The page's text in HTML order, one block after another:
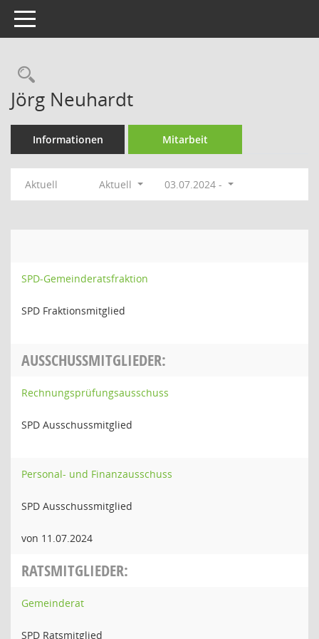
Toggle navigation
Rechercheauswahl
Jörg Neuhardt
Informationen Mitarbeit
Aktuell Aktuell 03.07.2024 -
SPD-Gemeinderatsfraktion
SPD Fraktionsmitglied
AUSSCHUSSMITGLIEDER:
Rechnungsprüfungsausschuss
SPD Ausschussmitglied
Personal- und Finanzausschuss
SPD Ausschussmitglied
von 11.07.2024
RATSMITGLIEDER:
Gemeinderat
SPD Ratsmitglied